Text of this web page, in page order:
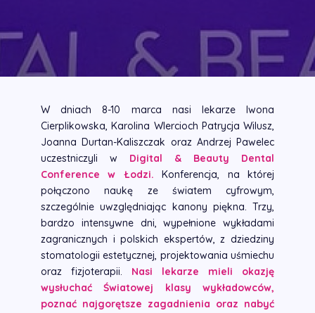
W dniach 8-10 marca nasi lekarze Iwona
Cierplikowska, Karolina WIercioch Patrycja Wilusz,
Joanna Durtan-Kaliszczak oraz Andrzej Pawelec
uczestniczyli w Digital & Beauty Dental
Conference w Łodzi. Konferencja, na której
połączono naukę ze światem cyfrowym,
szczególnie uwzględniając kanony piękna. Trzy,
bardzo intensywne dni, wypełnione wykładami
zagranicznych i polskich ekspertów, z dziedziny
stomatologii estetycznej, projektowania uśmiechu
oraz fizjoterapii. Nasi lekarze mieli okazję
wysłuchać Światowej klasy wykładowców,
poznać najgorętsze zagadnienia oraz nabyć